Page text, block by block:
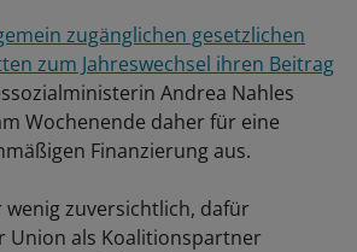
zugänglichen gesetzlichen
zum Jahreswechsel ihren Beitrag
Andrea Nahles
Wochenende daher für eine
Finanzierung aus.
wenig zuversichtlich, dafür
Union als Koalitionspartner